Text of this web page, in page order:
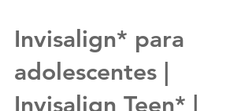
Invisalign* para